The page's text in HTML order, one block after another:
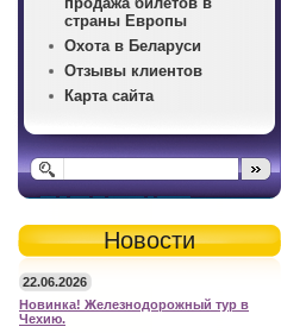
страны Европы
Охота в Беларуси
Отзывы клиентов
Карта сайта
Новости
22.06.2026
Новинка! Железнодорожный тур в
Чехию.